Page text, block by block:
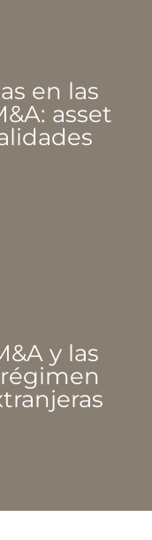
en las
asset
y las